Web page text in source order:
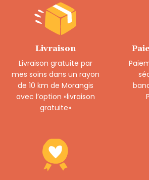
Livraison
Livraison gratuite par
mes soins dans un rayon
de 10 km de Morangis
avec l’option «livraison
gratuite»